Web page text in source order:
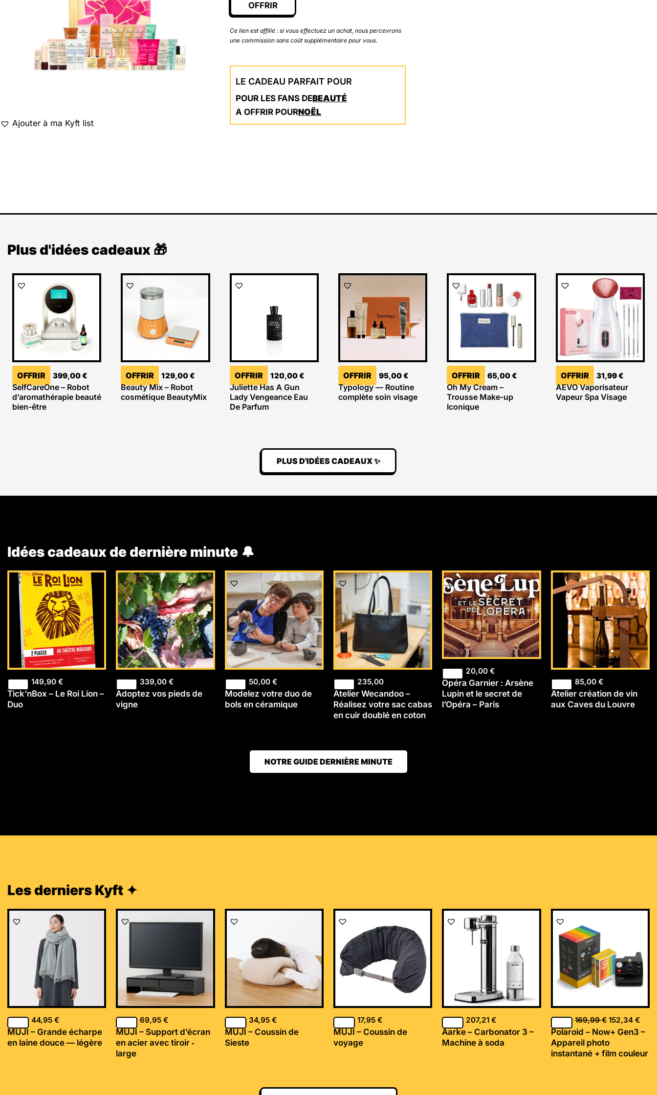
Ajouter à ma Kyft list
OFFRIR
Ce lien est affilié : si vous effectuez un achat, nous percevrons
une commission sans coût supplémentaire pour vous.
LE CADEAU PARFAIT POUR
POUR LES FANS DEBEAUTÉ
A OFFRIR POURNOËL
Plus d'idées cadeaux 🎁
OFFRIR 399,00€
SelfCareOne – Robot
d’aromathérapie beauté
bien-être
OFFRIR 129,00€
Beauty Mix – Robot
cosmétique BeautyMix
OFFRIR 120,00€
Juliette Has A Gun
Lady Vengeance Eau
De Parfum
OFFRIR 95,00€
Typology — Routine
complète soin visage
OFFRIR 65,00€
Oh My Cream –
Trousse Make-up
Iconique
OFFRIR 31,99€
AEVO Vaporisateur
Vapeur Spa Visage
PLUS D'IDÉES CADEAUX ✨
Idées cadeaux de dernière minute 🔔
149,90 €
Tick’nBox – Le Roi Lion –
Duo
339,00€
Adoptez vos pieds de
vigne
50,00 €
Modelez votre duo de
bols en céramique
235,00
Atelier Wecandoo –
Réalisez votre sac cabas
en cuir doublé en coton
20,00€
Opéra Garnier : Arsène
Lupin et le secret de
l’Opéra – Paris
85,00 €
Atelier création de vin
aux Caves du Louvre
NOTRE GUIDE DERNIÈRE MINUTE
Les derniers Kyft ✦
44,95 €
MUJI – Grande écharpe
en laine douce — légère
69,95€
MUJI – Support d’écran
en acier avec tiroir ‐
large
34,95 €
MUJI – Coussin de
Sieste
17,95 €
MUJI – Coussin de
voyage
207,21€
Aarke – Carbonator 3 –
Machine à soda
169,99€
Le
169,99 €.
152,34 €
Le
Polaroid – Now+ Gen3 –
Appareil photo
instantané + film couleur